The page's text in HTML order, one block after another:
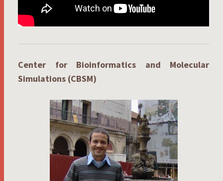
Center for Bioinformatics and Molecular
Simulations (CBSM)